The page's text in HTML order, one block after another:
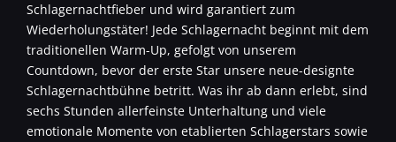
Schlagernachtfieber und wird garantiert zum
Wiederholungstäter! Jede Schlagernacht beginnt mit dem
traditionellen Warm-Up, gefolgt von unserem
Countdown, bevor der erste Star unsere neue-designte
Schlagernachtbühne betritt. Was ihr ab dann erlebt, sind
sechs Stunden allerfeinste Unterhaltung und viele
emotionale Momente von etablierten Schlagerstars sowie